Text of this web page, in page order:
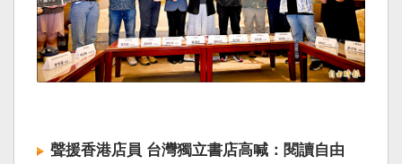
聲援香港店員 台灣獨立書店高喊：閱讀自由